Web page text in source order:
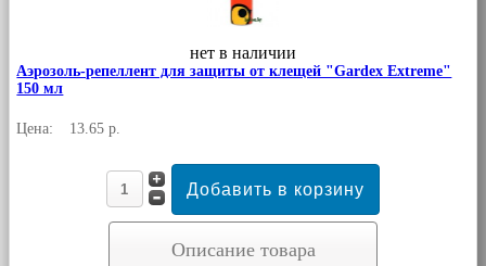
нет в наличии
Аэрозоль-репеллент для защиты от клещей "Gardex Extreme"
150 мл
Цена: 13.65 р.
Описание товара